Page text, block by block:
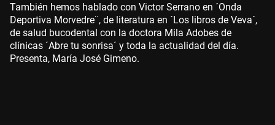
También hemos hablado con Victor Serrano en ´Onda
Deportiva Morvedre¨, de literatura en ´Los libros de Veva´,
de salud bucodental con la doctora Mila Adobes de
clínicas ´Abre tu sonrisa´ y toda la actualidad del día.
Presenta, María José Gimeno.